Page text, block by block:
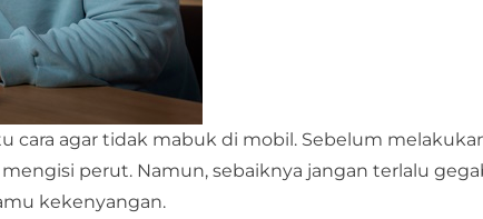
cara agar tidak mabuk di mobil. Sebelum
perut. Namun, sebaiknya jangan terlalu
kekenyangan.